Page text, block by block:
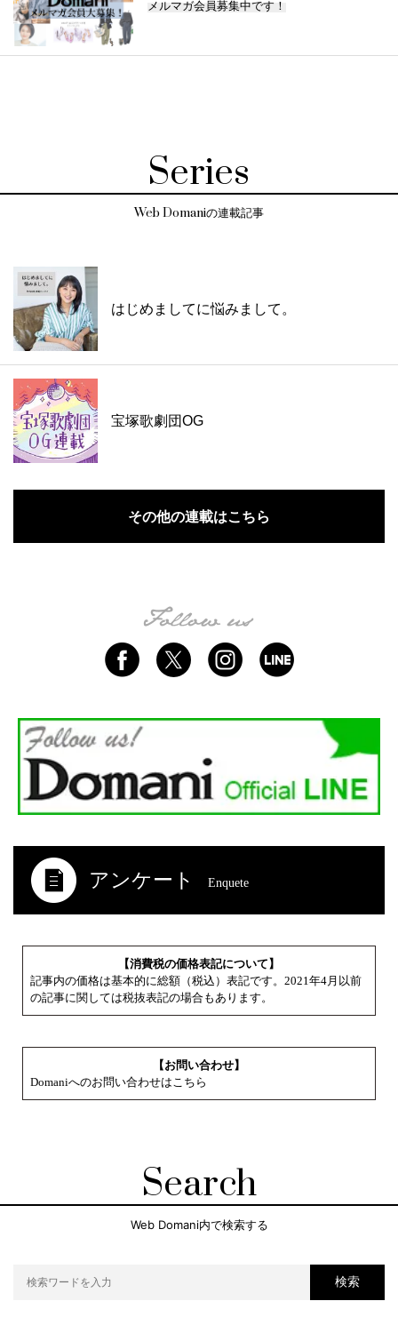
メルマガ会員募集中です！
Series
Web Domaniの連載記事
はじめましてに悩みまして。
宝塚歌劇団OG
その他の連載はこちら
アンケート Enquete
【消費税の価格表記について】
記事内の価格は基本的に総額（税込）表記です。2021年4月以前
の記事に関しては税抜表記の場合もあります。
【お問い合わせ】
Domaniへのお問い合わせはこちら
Search
Web Domani内で検索する
検索